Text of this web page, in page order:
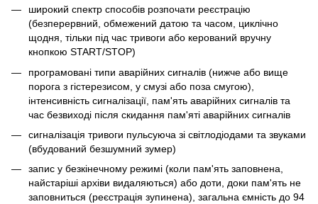
широкий спектр способів розпочати реєстрацію
(безперервний, обмежений датою та часом, циклічно
щодня, тільки під час тривоги або керований вручну
кнопкою START/STOP)
програмовані типи аварійних сигналів (нижче або вище
порога з гістерезисом, у смузі або поза смугою),
інтенсивність сигналізації, пам'ять аварійних сигналів та
час безвиході після скидання пам'яті аварійних сигналів
сигналізація тривоги пульсуюча зі світлодіодами та звуками
(вбудований безшумний зумер)
запис у безкінечному режимі (коли пам'ять заповнена,
найстаріші архіви видаляються) або доти, доки пам'ять не
заповниться (реєстрація зупинена), загальна ємність до 94